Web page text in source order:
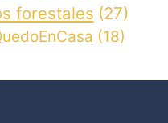
forestales (27)
(18)